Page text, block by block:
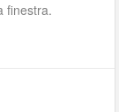
finestra.